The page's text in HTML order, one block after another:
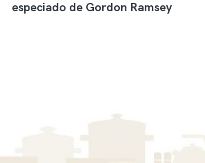
especiado de Gordon Ramsey